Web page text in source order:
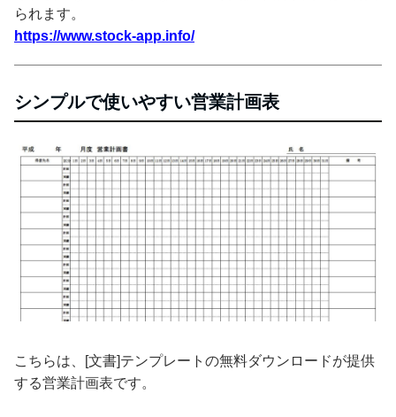
られます。
https://www.stock-app.info/
シンプルで使いやすい営業計画表
こちらは、[文書]テンプレートの無料ダウンロードが提供
する営業計画表です。